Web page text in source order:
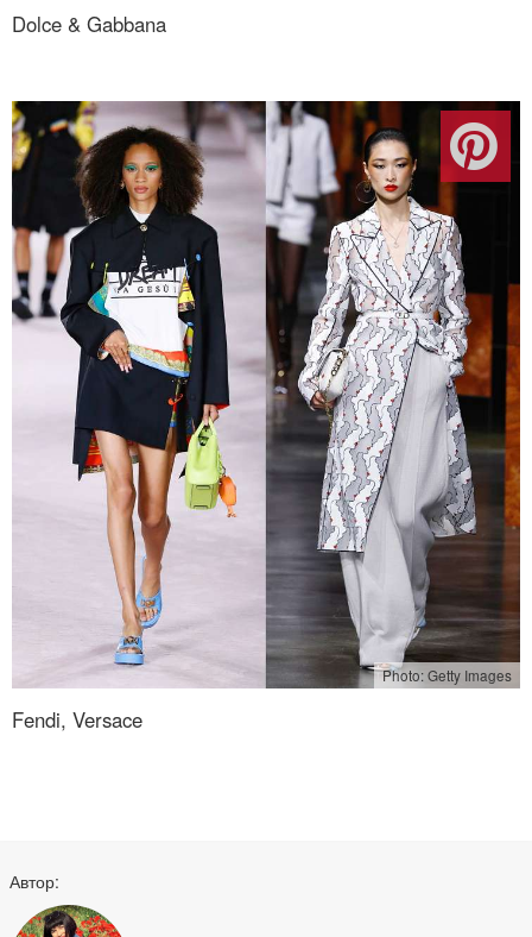
Dolce & Gabbana
Photo: Getty Images
Fendi, Versace
Автор: